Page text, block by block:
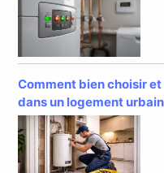
Comment bien choisir
dans un logement